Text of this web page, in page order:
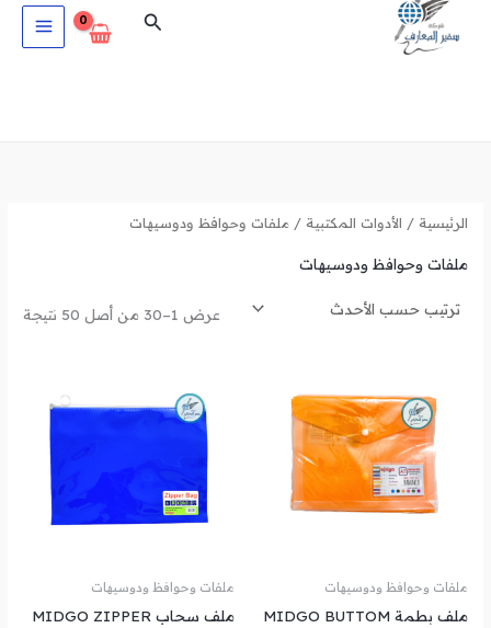
البحث
الرئيسية / الأدوات المكتبية / ملفات وحوافظ ودوسيهات
ملفات وحوافظ ودوسيهات
عرض 1–30 من أصل 50 نتيجة
تم
ملفات وحوافظ ودوسيهات
ملف بطمة MIDGO BUTTOM
من
خلال
⁦30.00 د.ل⁩
ملفات وحوافظ ودوسيهات
ملف سحاب MIDGO ZIPPER